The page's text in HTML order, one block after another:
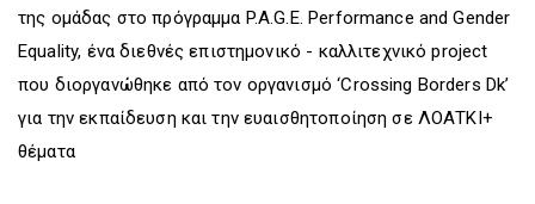
της ομάδας στο πρόγραμμα P.A.G.E. Performance and Gender
Equality, ένα διεθνές επιστημονικό - καλλιτεχνικό project
που διοργανώθηκε από τον οργανισμό ‘Crossing Borders Dk’
για την εκπαίδευση και την ευαισθητοποίηση σε ΛΟΑΤΚΙ+
θέματα